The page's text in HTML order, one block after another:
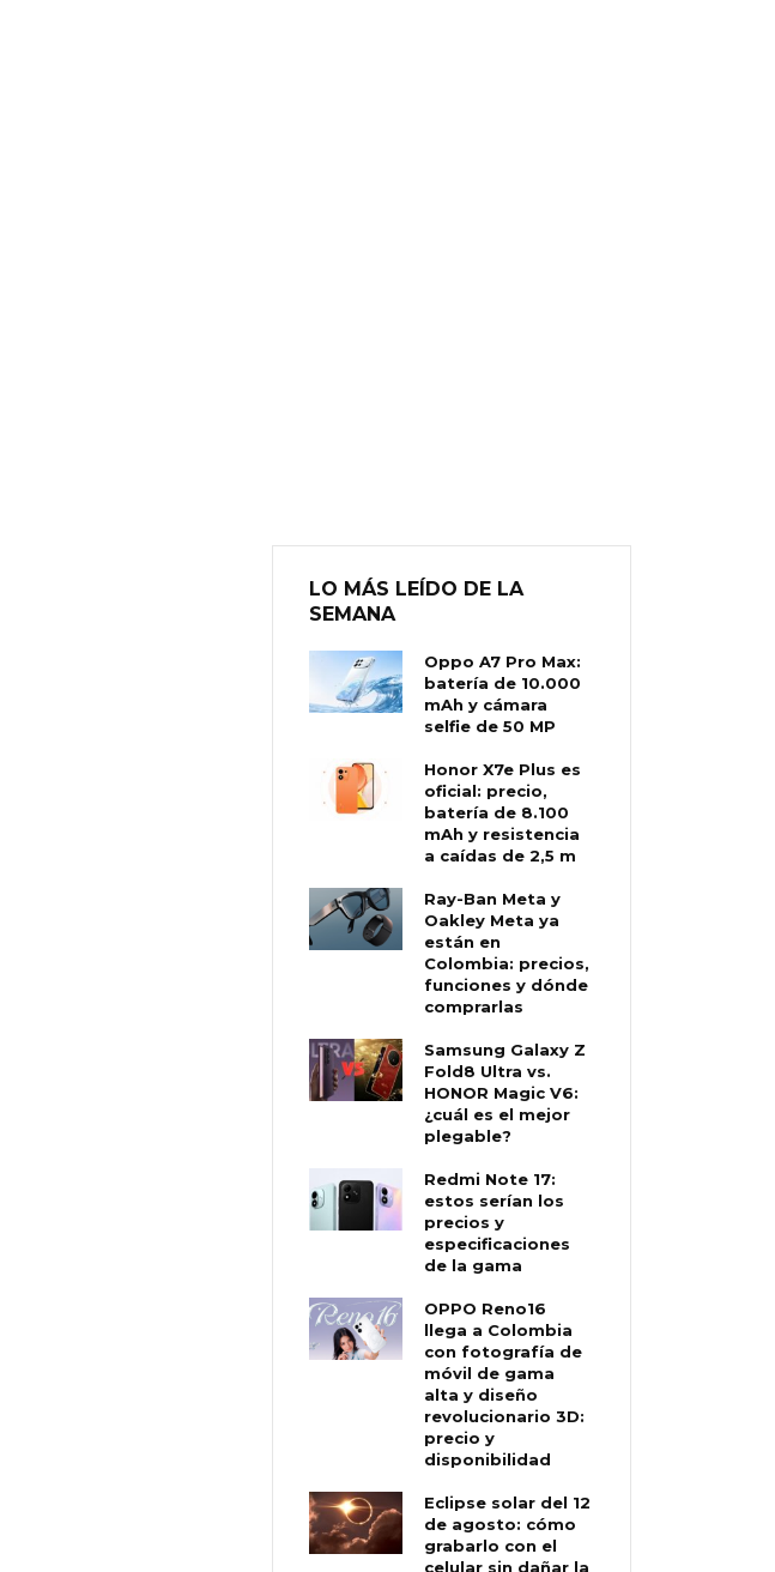
LO MÁS LEÍDO DE LA
SEMANA
Oppo A7 Pro Max:
batería de 10.000
mAh y cámara
selfie de 50 MP
Honor X7e Plus es
oficial: precio,
batería de 8.100
mAh y resistencia
a caídas de 2,5 m
Ray-Ban Meta y
Oakley Meta ya
están en
Colombia: precios,
funciones y dónde
comprarlas
Samsung Galaxy Z
Fold8 Ultra vs.
HONOR Magic V6:
¿cuál es el mejor
plegable?
Redmi Note 17:
estos serían los
precios y
especificaciones
de la gama
OPPO Reno16
llega a Colombia
con fotografía de
móvil de gama
alta y diseño
revolucionario 3D:
precio y
disponibilidad
Eclipse solar del 12
de agosto: cómo
grabarlo con el
celular sin dañar la